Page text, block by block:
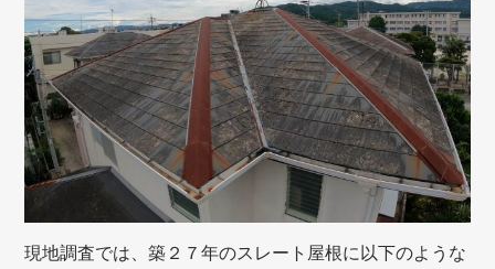
現地調査では、築２７年のスレート屋根に以下のような